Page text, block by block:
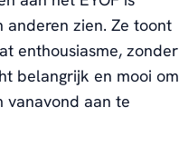
zien. Ze toont
enthousiasme, zonder
belangrijk en mooi om
vanavond aan te